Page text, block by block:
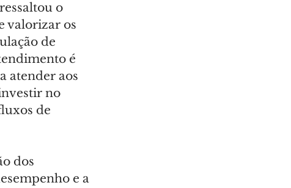
o
valorizar os
de
é
atender aos
no
de
dos
e a